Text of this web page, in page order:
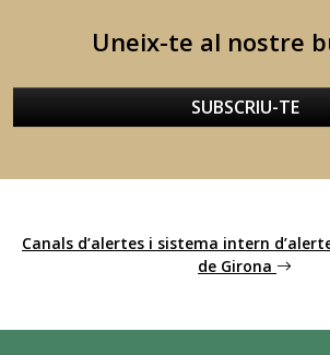
Uneix-te al nostre
SUBSCRIU-TE
Canals d’alertes i sistema intern
de Girona